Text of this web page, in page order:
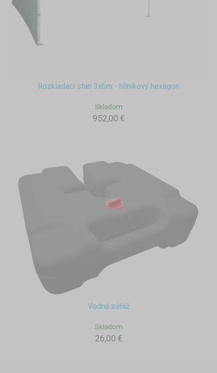
Rozkladací stan 3x6m - hliníkový hexagon
Skladom
952,00 €
Vodná záťaž
Skladom
26,00 €